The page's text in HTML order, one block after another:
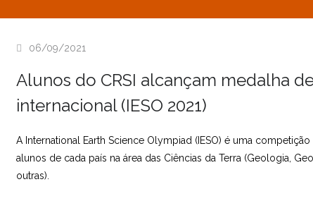
06/09/2021
Alunos do CRSI alcançam medalha
internacional (IESO 2021)
A International Earth Science Olympiad (IESO) é uma
alunos de cada país na área das Ciências da Terra (Geologia,
outras).